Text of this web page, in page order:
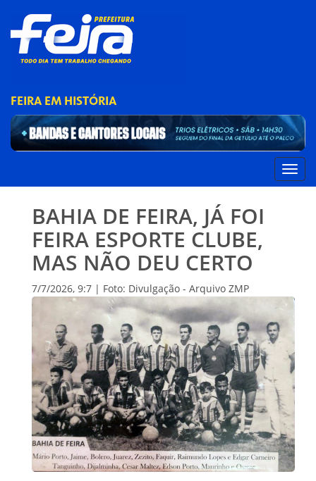
FEIRA EM HISTÓRIA
BAHIA DE FEIRA, JÁ FOI
FEIRA ESPORTE CLUBE,
MAS NÃO DEU CERTO
7/7/2026, 9:7 | Foto: Divulgação - Arquivo ZMP